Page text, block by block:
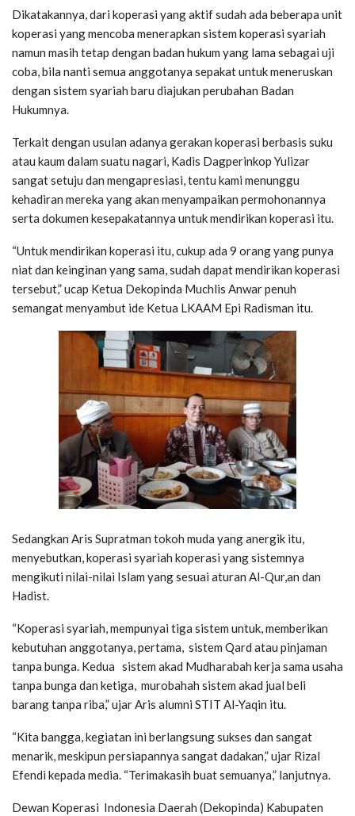
Dikatakannya, dari koperasi yang aktif sudah ada beberapa unit
koperasi yang mencoba menerapkan sistem koperasi syariah
namun masih tetap dengan badan hukum yang lama sebagai uji
coba, bila nanti semua anggotanya sepakat untuk meneruskan
dengan sistem syariah baru diajukan perubahan Badan
Hukumnya.
Terkait dengan usulan adanya gerakan koperasi berbasis suku
atau kaum dalam suatu nagari, Kadis Dagperinkop Yulizar
sangat setuju dan mengapresiasi, tentu kami menunggu
kehadiran mereka yang akan menyampaikan permohonannya
serta dokumen kesepakatannya untuk mendirikan koperasi itu.
“Untuk mendirikan koperasi itu, cukup ada 9 orang yang punya
niat dan keinginan yang sama, sudah dapat mendirikan koperasi
tersebut,” ucap Ketua Dekopinda Muchlis Anwar penuh
semangat menyambut ide Ketua LKAAM Epi Radisman itu.
Sedangkan Aris Supratman tokoh muda yang anergik itu,
menyebutkan, koperasi syariah koperasi yang sistemnya
mengikuti nilai-nilai Islam yang sesuai aturan Al-Qur,an dan
Hadist.
“Koperasi syariah, mempunyai tiga sistem untuk, memberikan
kebutuhan anggotanya, pertama, sistem Qard atau pinjaman
tanpa bunga. Kedua sistem akad Mudharabah kerja sama usaha
tanpa bunga dan ketiga, murobahah sistem akad jual beli
barang tanpa riba,” ujar Aris alumni STIT Al-Yaqin itu.
“Kita bangga, kegiatan ini berlangsung sukses dan sangat
menarik, meskipun persiapannya sangat dadakan,” ujar Rizal
Efendi kepada media. “Terimakasih buat semuanya,” lanjutnya.
Dewan Koperasi Indonesia Daerah (Dekopinda) Kabupaten